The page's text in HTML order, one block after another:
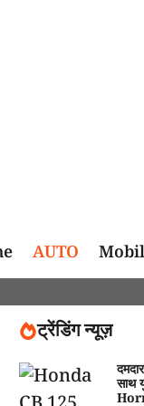
AUTO
ट्रेंडिंग न्यूज़
साथ